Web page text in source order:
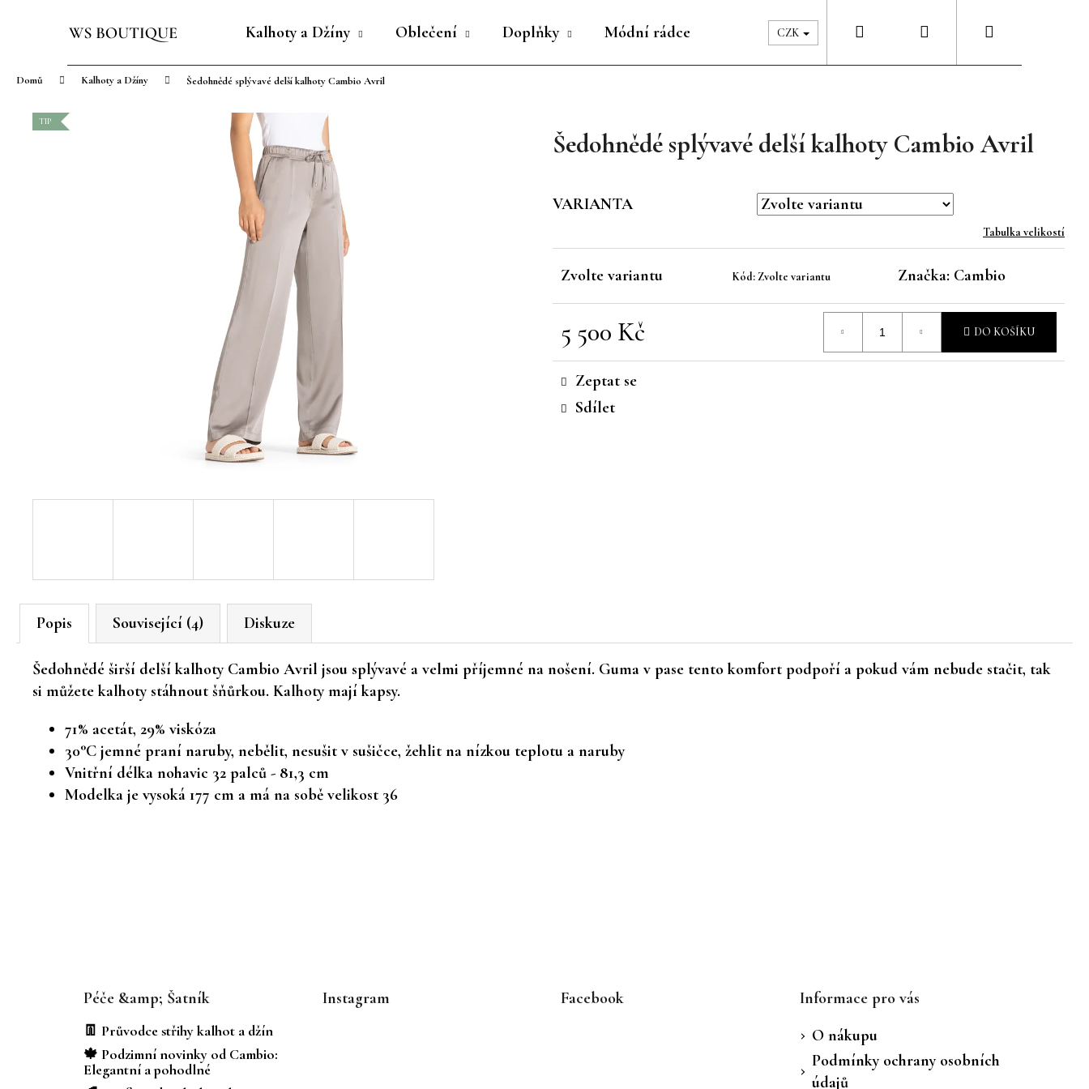
Kalhoty a Džíny Oblečení Doplňky Módní rádce Péče & Šatník Kontakty
CZK Přihlášení
Domů Kalhoty a Džíny Šedohnědé splývavé delší kalhoty Cambio Avril
Šedohnědé splývavé delší kalhoty Cambio Avril
VARIANTA
Tabulka velikostí
Zvolte variantu Kód: Zvolte variantu Značka: Cambio
5 500 Kč
Měrná
cena:
DO KOŠÍKU
Zeptat se
Sdílet
TIP
Popis Související (4) Diskuze
Šedohnědé širší delší kalhoty Cambio Avril jsou splývavé a velmi příjemné na nošení. Guma v pase tento komfort podpoří a pokud vám nebude stačit, tak
si můžete kalhoty stáhnout šňůrkou. Kalhoty mají kapsy.
71% acetát, 29% viskóza
30°C jemné praní naruby, nebělit, nesušit v sušičce, žehlit na nízkou teplotu a naruby
Vnitřní délka nohavic 32 palců - 81,3 cm
Modelka je vysoká 177 cm a má na sobě velikost 36
Zpět
obchodu
Zpět
obchodu
HLEDAT
Péče &amp; Šatník
👖 Průvodce střihy kalhot a džín
🍁 Podzimní novinky od Cambio:
Elegantní a pohodlné
Instagram Facebook
Informace pro vás
O nákupu
Podmínky ochrany osobních
údajů